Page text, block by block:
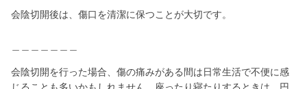
会陰切開後は、傷口を清潔に保つことが大切です。
会陰切開を行った場合、傷の痛みがある間は日常生活で不便に感
じることも多いかもしれません。座ったり寝たりするときは、円